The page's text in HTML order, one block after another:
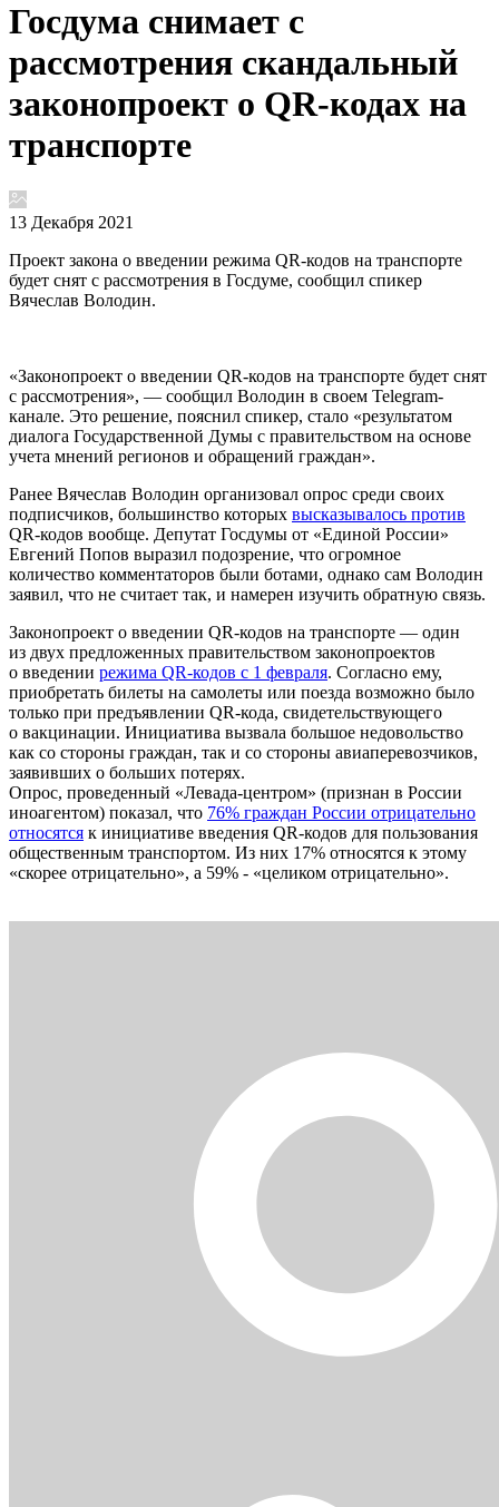
Госдума снимает с
рассмотрения скандальный
законопроект о QR-кодах на
транспорте
13 Декабря 2021
Проект закона о введении режима QR-кодов на транспорте
будет снят с рассмотрения в Госдуме, сообщил спикер
Вячеслав Володин.
«Законопроект о введении QR-кодов на транспорте будет снят
с рассмотрения», — сообщил Володин в своем Telegram-
канале. Это решение, пояснил спикер, стало «результатом
диалога Государственной Думы с правительством на основе
учета мнений регионов и обращений граждан».
Ранее Вячеслав Володин организовал опрос среди своих
подписчиков, большинство которых высказывалось против
QR-кодов вообще. Депутат Госдумы от «Единой России»
Евгений Попов выразил подозрение, что огромное
количество комментаторов были ботами, однако сам Володин
заявил, что не считает так, и намерен изучить обратную связь.
Законопроект о введении QR-кодов на транспорте — один
из двух предложенных правительством законопроектов
о введении режима QR-кодов с 1 февраля. Согласно ему,
приобретать билеты на самолеты или поезда возможно было
только при предъявлении QR-кода, свидетельствующего
о вакцинации. Инициатива вызвала большое недовольство
как со стороны граждан, так и со стороны авиаперевозчиков,
заявивших о больших потерях.
Опрос, проведенный «Левада-центром» (признан в России
иноагентом) показал, что 76% граждан России отрицательно
относятся к инициативе введения QR-кодов для пользования
общественным транспортом. Из них 17% относятся к этому
«скорее отрицательно», а 59% - «целиком отрицательно».